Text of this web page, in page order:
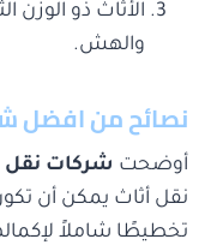
الأثاث ذو الوزن
والهش.
نصائح من افضل
أوضحت شركات نقل
نقل أثاث يمكن أن
تخطيطًا شاملاً